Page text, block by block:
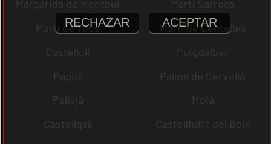
Margarida de Montbui
Martí Sarroca
Martí de Tous
Martí de Centelles
Castellolí
Puigdàlber
Papiol
Palma de Cervelló
Pallejà
Moià
Castellgalí
Castellfullit del Boix
RECHAZAR ACEPTAR